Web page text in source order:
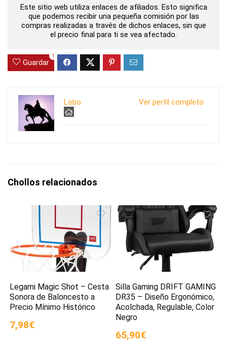
Este sitio web utiliza enlaces de afiliados. Esto significa
que podemos recibir una pequeña comisión por las
compras realizadas a través de dichos enlaces, sin que
el precio final para ti se vea afectado.
Guardar
1
Ver perfil completo
Lobo
Chollos relacionados
Legami Magic Shot – Cesta
Sonora de Baloncesto a
Precio Mínimo Histórico
7,98€
Silla Gaming DRIFT GAMING
DR35 – Diseño Ergonómico,
Acolchada, Regulable, Color
Negro
65,90€